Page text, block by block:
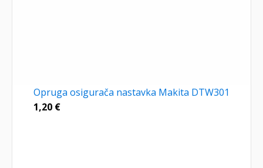
Opruga osigurača nastavka Makita DTW301
1,20 €